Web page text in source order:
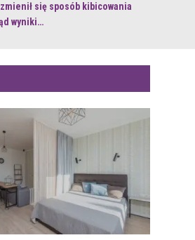
się sposób kibicowania
wyniki…